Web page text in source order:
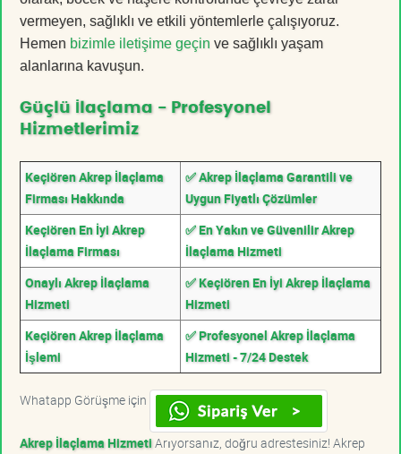
vermeyen, sağlıklı ve etkili yöntemlerle çalışıyoruz.
Hemen bizimle iletişime geçin ve sağlıklı yaşam
alanlarına kavuşun.
Güçlü İlaçlama - Profesyonel
Hizmetlerimiz
Keçiören Akrep İlaçlama
Firması Hakkında
✅ Akrep İlaçlama Garantili ve
Uygun Fiyatlı Çözümler
Keçiören En İyi Akrep
İlaçlama Firması
✅ En Yakın ve Güvenilir Akrep
İlaçlama Hizmeti
Onaylı Akrep İlaçlama
Hizmeti
✅ Keçiören En İyi Akrep İlaçlama
Hizmeti
Keçiören Akrep İlaçlama
İşlemi
✅ Profesyonel Akrep İlaçlama
Hizmeti - 7/24 Destek
Whatapp Görüşme için
Akrep İlaçlama HizmetiArıyorsanız, doğru adrestesiniz! Akrep